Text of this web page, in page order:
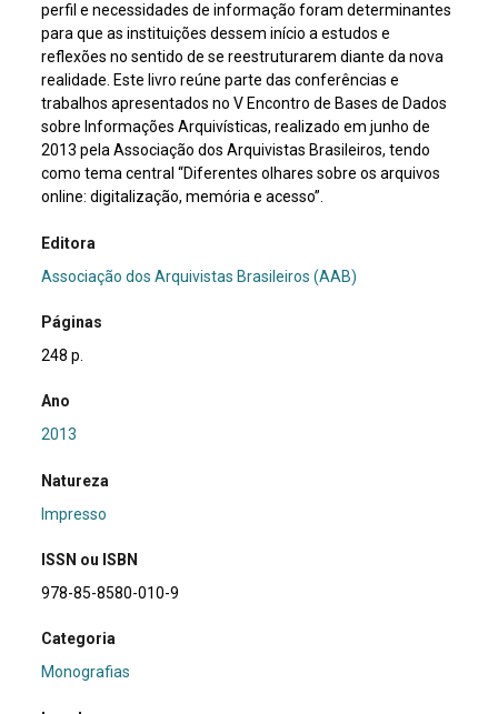
perfil e necessidades de informação foram determinantes
para que as instituições dessem início a estudos e
reflexões no sentido de se reestruturarem diante da nova
realidade. Este livro reúne parte das conferências e
trabalhos apresentados no V Encontro de Bases de Dados
sobre Informações Arquivísticas, realizado em junho de
2013 pela Associação dos Arquivistas Brasileiros, tendo
como tema central “Diferentes olhares sobre os arquivos
online: digitalização, memória e acesso”.
Editora
Associação dos Arquivistas Brasileiros (AAB)
Páginas
248 p.
Ano
2013
Natureza
Impresso
ISSN ou ISBN
978-85-8580-010-9
Categoria
Monografias